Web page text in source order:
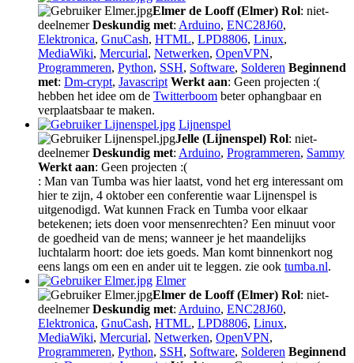
Elmer de Looff (Elmer) Rol: niet-
deelnemerDeskundig met: Arduino, ENC28J60,
Elektronica, GnuCash, HTML, LPD8806, Linux,
MediaWiki, Mercurial, Netwerken, OpenVPN,
Programmeren, Python, SSH, Software, Solderen Beginnend
met: Dm-crypt, Javascript Werkt aan: Geen projecten :(
hebben het idee om de Twitterboom beter ophangbaar en
verplaatsbaar te maken.
Lijnenspel
Jelle (Lijnenspel) Rol: niet-
deelnemerDeskundig met: Arduino, Programmeren, Sammy
Werkt aan: Geen projecten :(
: Man van Tumba was hier laatst, vond het erg interessant om
hier te zijn, 4 oktober een conferentie waar Lijnenspel is
uitgenodigd. Wat kunnen Frack en Tumba voor elkaar
betekenen; iets doen voor mensenrechten? Een minuut voor
de goedheid van de mens; wanneer je het maandelijks
luchtalarm hoort: doe iets goeds. Man komt binnenkort nog
eens langs om een en ander uit te leggen. zie ook tumba.nl.
Elmer
Elmer de Looff (Elmer) Rol: niet-
deelnemerDeskundig met: Arduino, ENC28J60,
Elektronica, GnuCash, HTML, LPD8806, Linux,
MediaWiki, Mercurial, Netwerken, OpenVPN,
Programmeren, Python, SSH, Software, Solderen Beginnend